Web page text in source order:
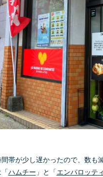
帯が少し遅かったので、数も
ハムチー 」と「エンパロッティ